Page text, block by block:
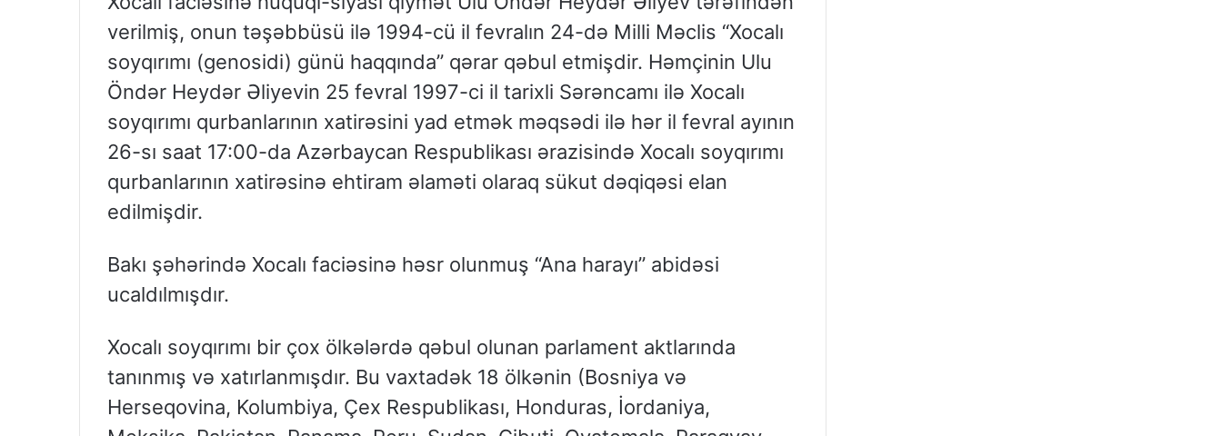
verilmiş, onun təşəbbüsü ilə 1994-cü il fevralın 24-də Milli Məclis “Xocalı
soyqırımı (genosidi) günü haqqında” qərar qəbul etmişdir. Həmçinin Ulu
Öndər Heydər Əliyevin 25 fevral 1997-ci il tarixli Sərəncamı ilə Xocalı
soyqırımı qurbanlarının xatirəsini yad etmək məqsədi ilə hər il fevral ayının
26-sı saat 17:00-da Azərbaycan Respublikası ərazisində Xocalı soyqırımı
qurbanlarının xatirəsinə ehtiram əlaməti olaraq sükut dəqiqəsi elan
edilmişdir.
Bakı şəhərində Xocalı faciəsinə həsr olunmuş “Ana harayı” abidəsi
ucaldılmışdır.
Xocalı soyqırımı bir çox ölkələrdə qəbul olunan parlament aktlarında
tanınmış və xatırlanmışdır. Bu vaxtadək 18 ölkənin (Bosniya və
Herseqovina, Kolumbiya, Çex Respublikası, Honduras, İordaniya,